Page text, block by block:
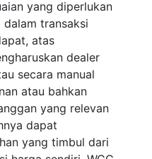
yang diperlukan
transaksi
atas
dealer
secara manual
atau bahkan
yang relevan
dapat
yang timbul dari